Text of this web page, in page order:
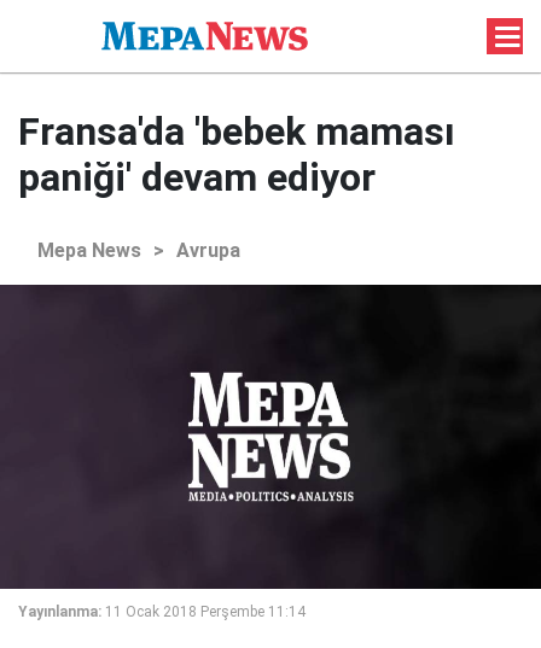
Fransa'da 'bebek maması
paniği' devam ediyor
Mepa News > Avrupa
Yayınlanma: 11 Ocak 2018 Perşembe 11:14